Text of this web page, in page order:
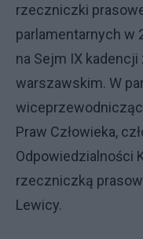
rzeczniczki
parlamentarnych w
na Sejm IX
warszawskim. W
Praw Człowieka,
Odpowiedzialności
rzeczniczką
Lewicy.